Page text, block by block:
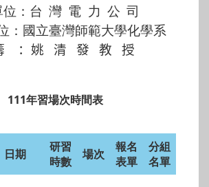
： 台灣電力公司
：國立臺灣師範大學化學系
： 姚清發教授
111年習場次時間表
日期
研習
時數
場次
報名
表單
分組
名單